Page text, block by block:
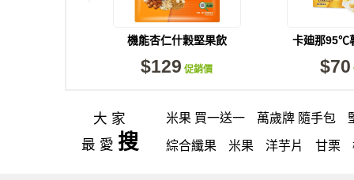
機能杏仁什穀堅果飲
(30gX8包)
$129 促銷價
卡廸那95℃
味(5
$70
大家
最愛 搜
米果 買一送一 萬歲牌 隨手包
綜合纖果 米果 洋芋片 甘栗